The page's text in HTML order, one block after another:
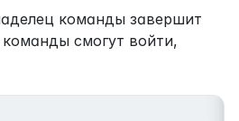
команды завершит
смогут войти,